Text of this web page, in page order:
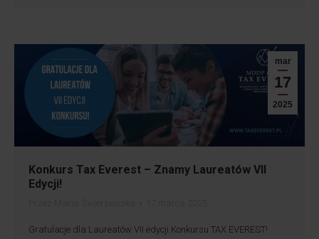
mar
17
2025
Konkurs Tax Everest – Znamy Laureatów VII
Edycji!
Gratulacje dla Laureatów VII edycji Konkursu TAX EVEREST!